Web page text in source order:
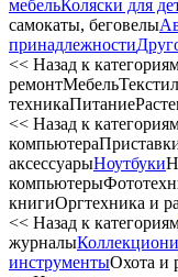
мебельКоляски для
самокаты, беговелы
принадлежности
<< Назад к
ремонтМебель
техникаПитание
<< Назад к
компьютера
аксессуарыНоутбуки
компьютеры
книгиОргтехника и
<< Назад к
журналы
инструментыОхота и